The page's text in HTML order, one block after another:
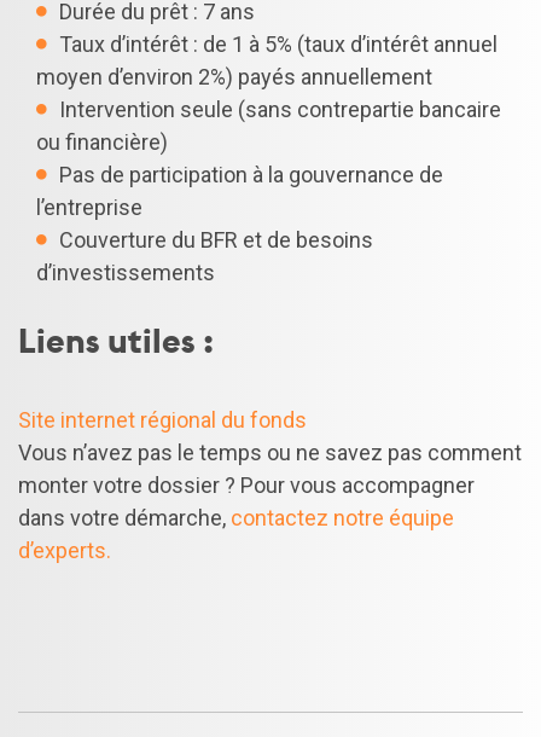
Durée du prêt : 7 ans
Taux d’intérêt : de 1 à 5% (taux d’intérêt annuel
moyen d’environ 2%) payés annuellement
Intervention seule (sans contrepartie bancaire
ou financière)
Pas de participation à la gouvernance de
l’entreprise
Couverture du BFR et de besoins
d’investissements
Liens utiles :
Site internet régional du fonds
Vous n’avez pas le temps ou ne savez pas comment
monter votre dossier ? Pour vous accompagner
dans votre démarche, contactez notre équipe
d’experts.